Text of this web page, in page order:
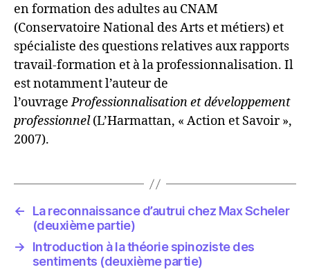
en formation des adultes au CNAM
(Conservatoire National des Arts et métiers) et
spécialiste des questions relatives aux rapports
travail-formation et à la professionnalisation. Il
est notamment l’auteur de
l’ouvrageProfessionnalisation et développement
professionnel(L’Harmattan, « Action et Savoir »,
2007).
←
La reconnaissance d’autrui chez Max Scheler
(deuxième partie)
→
Introduction à la théorie spinoziste des
sentiments (deuxième partie)